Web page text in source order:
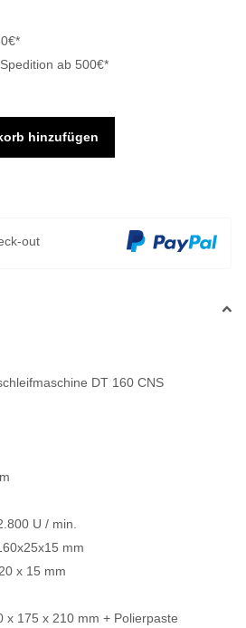
ab 500€*
hinzufügen
out
DT 160 CNS
U / min.
mm
x 15 mm
x 175 x 210 mm + Polierpaste